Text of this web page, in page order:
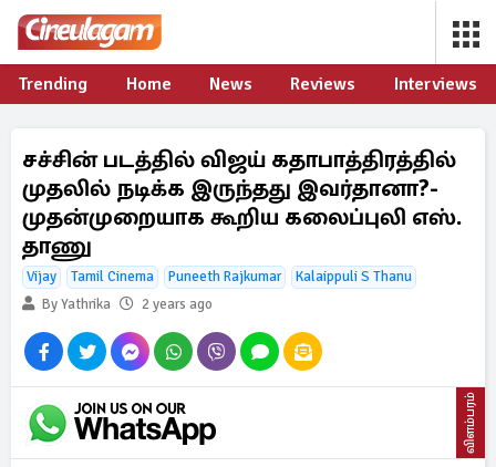
Trending Home News Reviews Interviews
சச்சின் படத்தில் விஜய் கதாபாத்திரத்தில்
முதலில் நடிக்க இருந்தது இவர்தானா?-
முதன்முறையாக கூறிய கலைப்புலி எஸ்.
தாணு
Vijay Tamil Cinema Puneeth Rajkumar
Kalaippuli S Thanu
By Yathrika
2 years ago
விளம்பரம்